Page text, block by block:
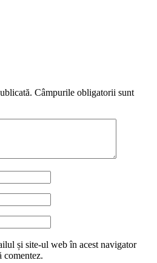
Câmpurile obligatorii sunt
și site-ul web în acest navigator
comentez.